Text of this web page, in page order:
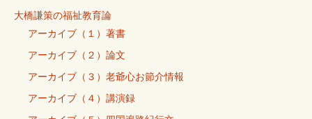
大橋謙策の福祉教育論
アーカイブ（１）著書
アーカイブ（２）論文
アーカイブ（３）老爺心お節介情報
アーカイブ（４）講演録